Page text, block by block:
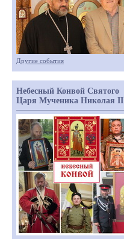
Другие события
Небесный Конвой Святого
Царя Мученика Николая II